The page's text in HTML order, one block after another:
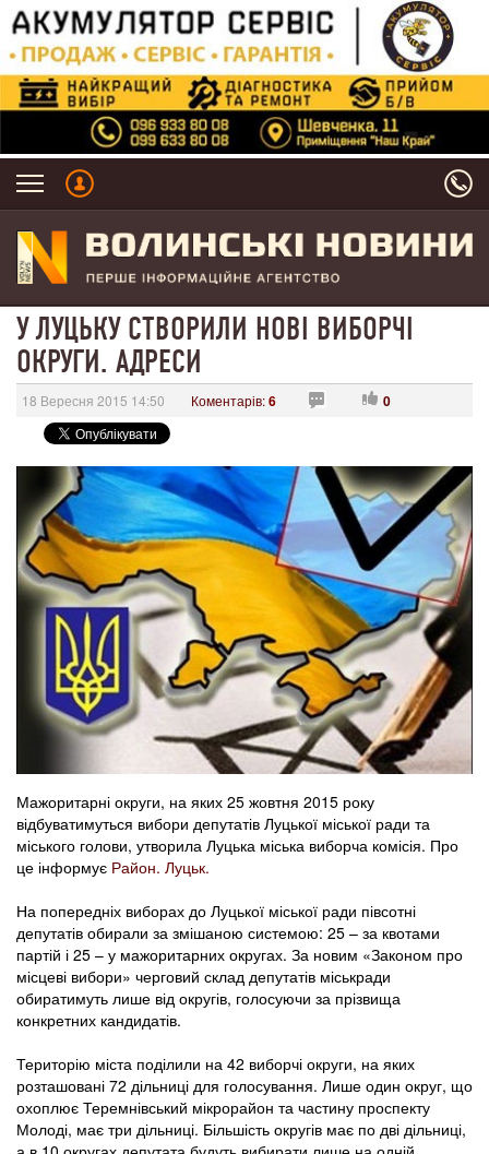
У ЛУЦЬКУ СТВОРИЛИ НОВІ ВИБОРЧІ
ОКРУГИ. АДРЕСИ
18 Вересня 2015 14:50 Коментарів:6 0
Мажоритарні округи, на яких 25 жовтня 2015 року
відбуватимуться вибори депутатів Луцької міської ради та
міського голови, утворила Луцька міська виборча комісія. Про
це інформує Район. Луцьк.
На попередніх виборах до Луцької міської ради півсотні
депутатів обирали за змішаною системою: 25 – за квотами
партій і 25 – у мажоритарних округах. За новим «Законом про
місцеві вибори» черговий склад депутатів міськради
обиратимуть лише від округів, голосуючи за прізвища
конкретних кандидатів.
Територію міста поділили на 42 виборчі округи, на яких
розташовані 72 дільниці для голосування. Лише один округ, що
охоплює Теремнівський мікрорайон та частину проспекту
Молоді, має три дільниці. Більшість округів має по дві дільниці,